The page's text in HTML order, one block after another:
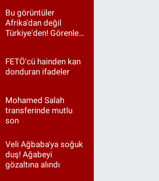
Bu görüntüler
Afrika'dan değil
Türkiye'den! Görenler
FETÖ'cü hainden kan
donduran ifadeler
Mohamed Salah
transferinde mutlu
son
Veli Ağbaba'ya soğuk
duş! Ağabeyi
gözaltına alındı